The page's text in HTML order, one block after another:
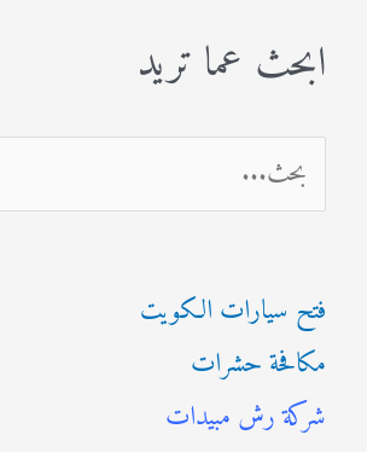
ابحث عما تريد
ل
ح
ث
ع
فتح سيارات الكويت
مكافحة حشرات
شركة رش مبيدات